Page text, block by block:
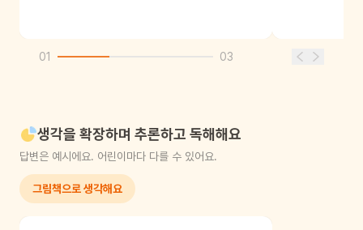
01 03
생각을 확장하며 추론하고 독해해요
답변은 예시에요. 어린이마다 다를 수 있어요.
그림책으로 생각해요